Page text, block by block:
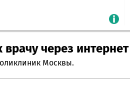
через интернет
Москвы.